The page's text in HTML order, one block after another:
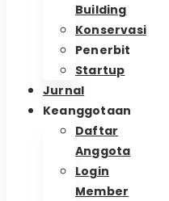
Building
Konservasi
Penerbit
Startup
Jurnal
Keanggotaan
Daftar
Anggota
Login
Member